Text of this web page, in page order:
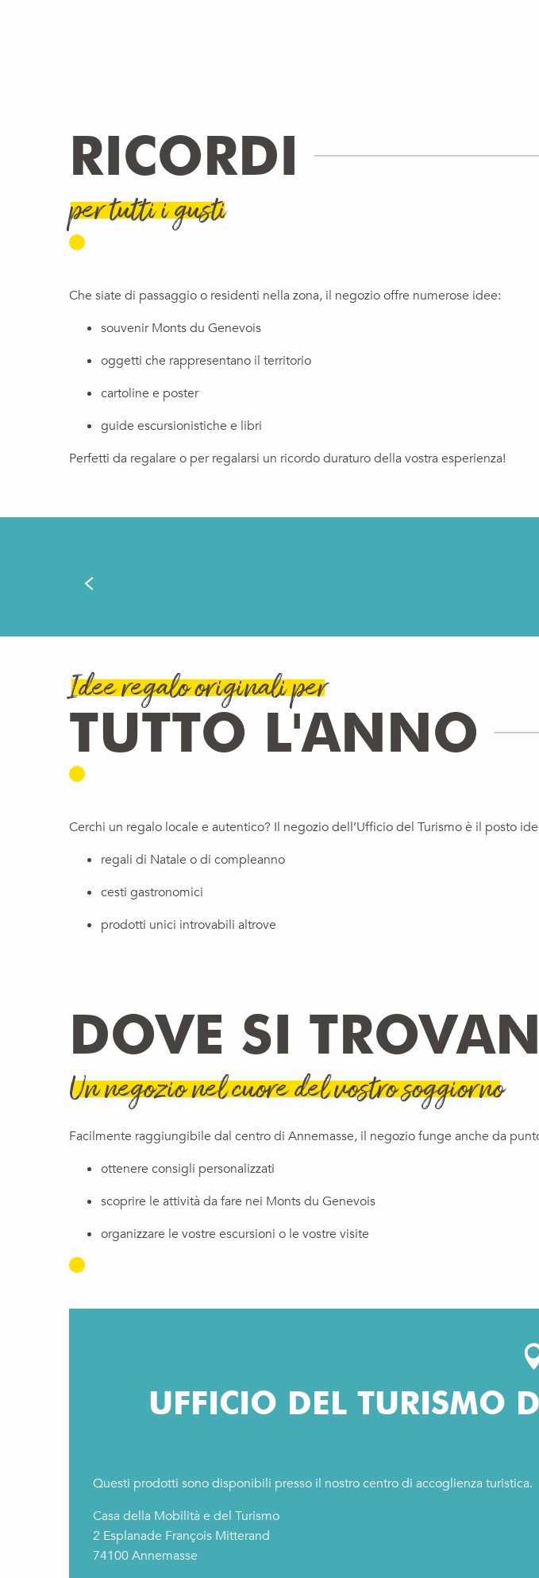
RICORDI
per tutti i gusti
Che siate di passaggio o residenti nella zona, il negozio offre numerose idee:
souvenir Monts du Genevois
oggetti che rappresentano il territorio
cartoline e poster
guide escursionistiche e libri
Perfetti da regalare o per regalarsi un ricordo duraturo della vostra esperienza!
Idee regalo originali per
TUTTO L'ANNO
Cerchi un regalo locale e autentico? Il negozio dell’Ufficio del Turismo è il posto
regali di Natale o di compleanno
cesti gastronomici
prodotti unici introvabili altrove
DOVE SI
Un negozio nel cuore del vostro soggiorno
Facilmente raggiungibile dal centro di Annemasse, il negozio funge anche da
ottenere consigli personalizzati
scoprire le attività da fare nei Monts du Genevois
organizzare le vostre escursioni o le vostre visite
UFFICIO DEL TURISMO
Questi prodotti sono disponibili presso il nostro centro di accoglienza turistica.
Casa della Mobilità e del Turismo
2 Esplanade François Mitterand
74100 Annemasse